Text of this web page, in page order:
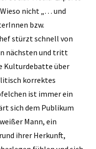
nicht „… und
bzw.
stürzt schnell von
nächsten und tritt
Kulturdebatte über
korrektes
ist immer ein
sich dem Publikum
Mann, ein
ihrer Herkunft,